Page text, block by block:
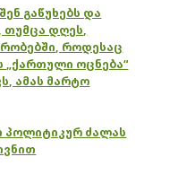
გაწუხებს და
თუმცა დღეს,
როდესაც
„ქართული ოცნება“
ამას მარტო
პოლიტიკურ ძალას